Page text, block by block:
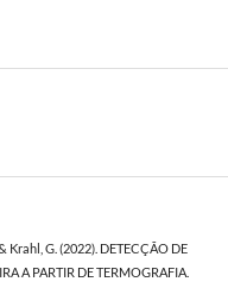
Krahl, G. (2022). DETECÇÃO DE
A PARTIR DE TERMOGRAFIA.